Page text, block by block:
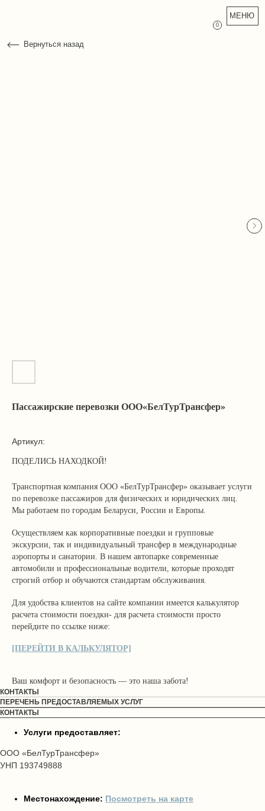
МЕНЮ
Вернуться назад
Пассажирские перевозки ООО«БелТурТрансфер»
Артикул:
Транспортная компания ООО «БелТурТрансфер» оказывает услуги
по перевозке пассажиров для физических и юридических лиц.
Мы работаем по городам Беларуси, России и Европы.
Осуществляем как корпоративные поездки и групповые
экскурсии, так и индивидуальный трансфер в международные
аэропорты и санатории. В нашем автопарке современные
автомобили и профессиональные водители, которые проходят
строгий отбор и обучаются стандартам обслуживания.
Для удобства клиентов на сайте компании имеется калькулятор
расчета стоимости поездки- для расчета стоимости просто
перейдите по ссылке ниже:
[ПЕРЕЙТИ В КАЛЬКУЛЯТОР]
Ваш комфорт и безопасность — это наша забота!
КОНТАКТЫ
ПЕРЕЧЕНЬ ПРЕДОСТАВЛЯЕМЫХ УСЛУГ
КОНТАКТЫ
Услуги предоставляет:
ООО «БелТурТрансфер»
УНП 193749888
Местонахождение: Посмотреть на карте